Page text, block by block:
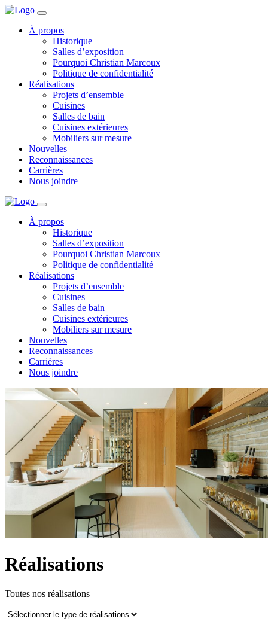
À propos
Historique
Salles d’exposition
Pourquoi Christian Marcoux
Politique de confidentialité
Réalisations
Projets d’ensemble
Cuisines
Salles de bain
Cuisines extérieures
Mobiliers sur mesure
Nouvelles
Reconnaissances
Carrières
Nous joindre
À propos
Historique
Salles d’exposition
Pourquoi Christian Marcoux
Politique de confidentialité
Réalisations
Projets d’ensemble
Cuisines
Salles de bain
Cuisines extérieures
Mobiliers sur mesure
Nouvelles
Reconnaissances
Carrières
Nous joindre
Réalisations
Toutes nos réalisations